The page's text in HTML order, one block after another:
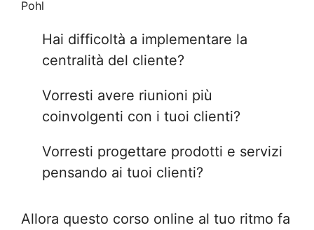
Hai difficoltà a implementare la
centralità del cliente?
Vorresti avere riunioni più
coinvolgenti con i tuoi clienti?
Vorresti progettare prodotti e servizi
pensando ai tuoi clienti?
Allora questo corso online al tuo ritmo fa